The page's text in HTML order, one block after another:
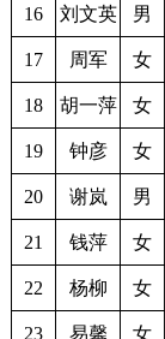
16 刘文英 男
17 周军 女
18 胡一萍 女
19 钟彦 女
20 谢岚 男
21 钱萍 女
22 杨柳 女
23 易馨 女